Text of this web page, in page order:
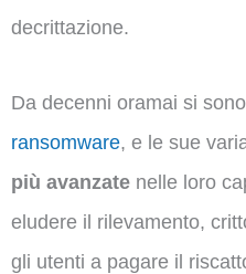
decrittazione.
Da decenni oramai si
ransomware, e le sue
più avanzate nelle loro
eludere il rilevamento,
gli utenti a pagare il